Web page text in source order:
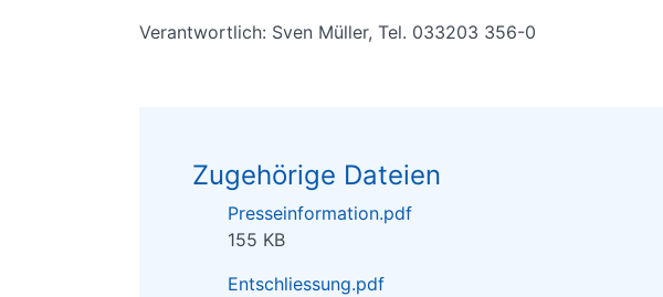
Verantwortlich: Sven Müller, Tel. 033203 356-0
Zugehörige Dateien
Presseinformation.pdf
155 KB
Entschliessung.pdf